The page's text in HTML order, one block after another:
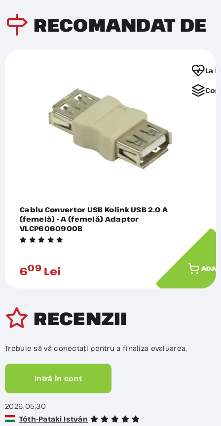
RECOMANDAT DE
La
Cablu Convertor USB Kolink USB 2.0 A
(femelă) - A (femelă) Adaptor
VLCP6060900B
609 Lei
RECENZII
Trebuie să vă conectați pentru a finaliza evaluarea.
Intră în cont
2026.05.30
Tóth-Pataki István